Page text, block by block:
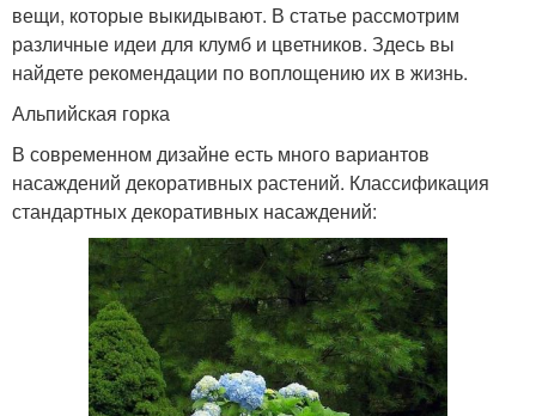
вещи, которые выкидывают. В статье рассмотрим
различные идеи для клумб и цветников. Здесь вы
найдете рекомендации по воплощению их в жизнь.
Альпийская горка
В современном дизайне есть много вариантов
насаждений декоративных растений. Классификация
стандартных декоративных насаждений: